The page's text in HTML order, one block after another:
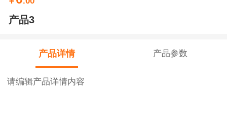
产品3
产品详情 产品参数
请编辑产品详情内容